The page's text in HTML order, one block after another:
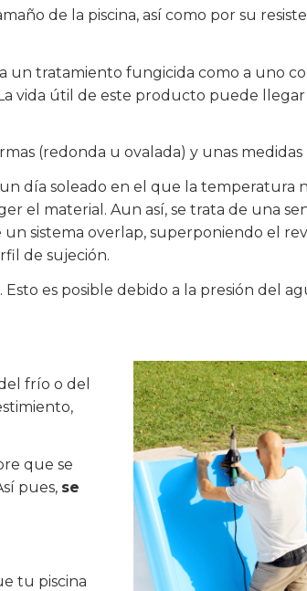
de la piscina, así como por su
un tratamiento fungicida como a uno
vida útil de este producto puede llegar
(redonda u ovalada) y unas medidas
día soleado en el que la temperatura
el material. Aun así, se trata de una
sistema overlap, superponiendo el
de sujeción.
es posible debido a la presión del
frío o del
que se
pues, se
tu piscina